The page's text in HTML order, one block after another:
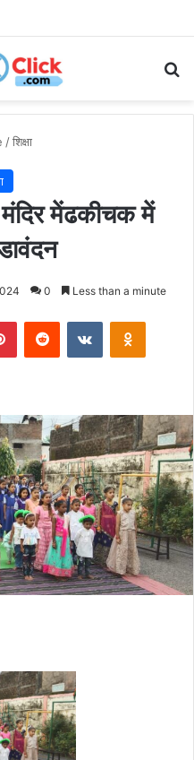
/शिक्षा
मंदिर मेंढकीचक में
0 Less than a minute
PinterestReddit VKontakte